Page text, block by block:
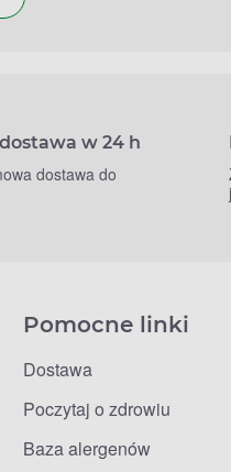
w 24 h
dostawa do
Pomocne linki
Dostawa
Poczytaj o zdrowiu
Baza alergenów